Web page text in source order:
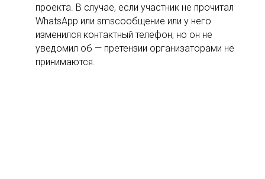
проекта. В случае, если участник не прочитал
WhatsApp или smsсообщение или у него
изменился контактный телефон, но он не
уведомил об — претензии организаторами не
принимаются.